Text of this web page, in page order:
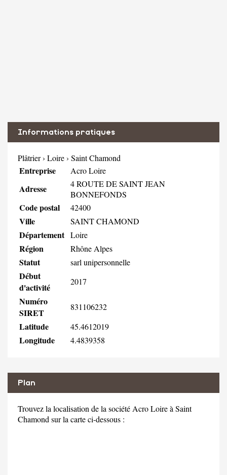
Informations pratiques
Plâtrier› Loire› Saint Chamond
Entreprise Acro Loire
Adresse
4 ROUTE DE SAINT JEAN
BONNEFONDS
Code postal 42400
Ville SAINT CHAMOND
Département Loire
Région Rhône Alpes
Statut sarl unipersonnelle
Début
d'activité
2017
Numéro
SIRET
831106232
Latitude 45.4612019
Longitude 4.4839358
Plan
Trouvez la localisation de la société Acro Loire à Saint
Chamond sur la carte ci-dessous :